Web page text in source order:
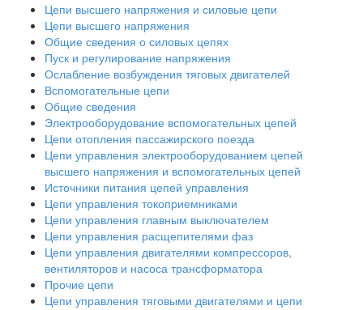
Цепи высшего напряжения и силовые цепи
Цепи высшего напряжения
Общие сведения о силовых цепях
Пуск и регулирование напряжения
Ослабление возбуждения тяговых двигателей
Вспомогательные цепи
Общие сведения
Электрооборудование вспомогательных цепей
Цепи отопления пассажирского поезда
Цепи управления электрооборудованием цепей
высшего напряжения и вспомогательных цепей
Источники питания цепей управления
Цепи управления токоприемниками
Цепи управления главным выключателем
Цепи управления расщепителями фаз
Цепи управления двигателями компрессоров,
вентиляторов и насоса трансформатора
Прочие цепи
Цепи управления тяговыми двигателями и цепи